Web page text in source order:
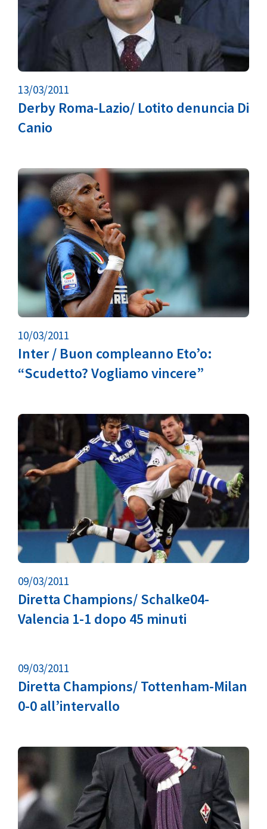
13/03/2011
Derby Roma-Lazio/ Lotito denuncia Di
Canio
10/03/2011
Inter / Buon compleanno Eto’o:
“Scudetto? Vogliamo vincere”
09/03/2011
Diretta Champions/ Schalke04-
Valencia 1-1 dopo 45 minuti
09/03/2011
Diretta Champions/ Tottenham-Milan
0-0 all’intervallo